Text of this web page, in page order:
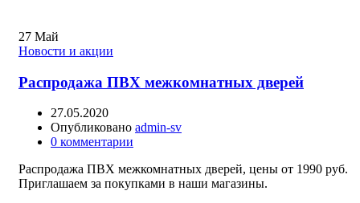
27 Май
Новости и акции
Распродажа ПВХ межкомнатных дверей
27.05.2020
Опубликовано admin-sv
0 комментарии
Распродажа ПВХ межкомнатных дверей, цены от 1990 руб.
Приглашаем за покупками в наши магазины.